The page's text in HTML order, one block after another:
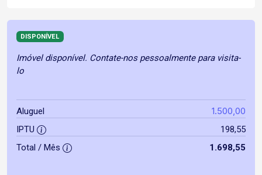
DISPONÍVEL
Imóvel disponível. Contate-nos pessoalmente para visita-
lo
Aluguel 1.500,00
IPTU
198,55
Total / Mês
1.698,55